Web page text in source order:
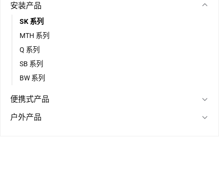
安装产品
SK 系列
MTH 系列
Q 系列
SB 系列
BW 系列
便携式产品
户外产品